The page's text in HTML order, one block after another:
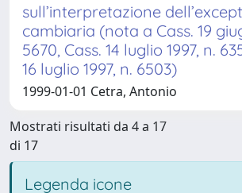
sull’interpretazione
cambiaria (nota a Cass. 19
5670, Cass. 14 luglio 1997, n.
16 luglio 1997, n. 6503)
1999-01-01 Cetra, Antonio
Mostrati risultati da 4 a 17
di 17
Legenda icone